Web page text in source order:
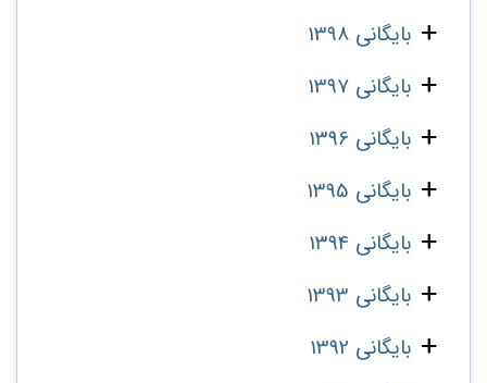
بایگانی 1398
بایگانی 1397
بایگانی 1396
بایگانی 1395
بایگانی 1394
بایگانی 1393
بایگانی 1392